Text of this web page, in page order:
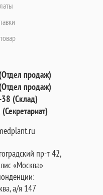
продаж)
продаж)
(Склад)
пр-т 42,
«Москва»
а/я 147